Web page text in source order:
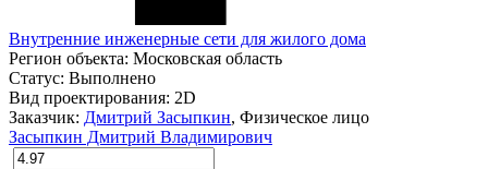
Внутренние инженерные сети для жилого дома
Регион объекта: Московская область
Статус: Выполнено
Вид проектирования: 2D
Заказчик: Дмитрий Засыпкин, Физическое лицо
Засыпкин Дмитрий Владимирович